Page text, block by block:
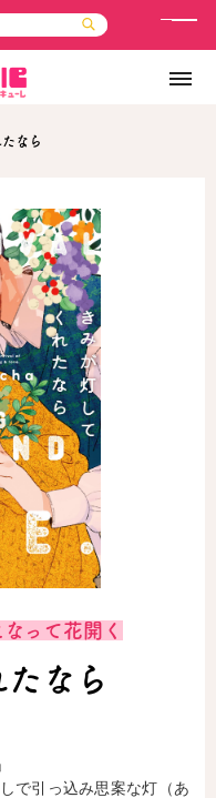
ライトノベル
ベルスf
ージュノベルス
お問い合わせはこちら
庫
ス
ルスf
ス
メ
なら
って花開く
なら
で引っ込み思案な灯（あ